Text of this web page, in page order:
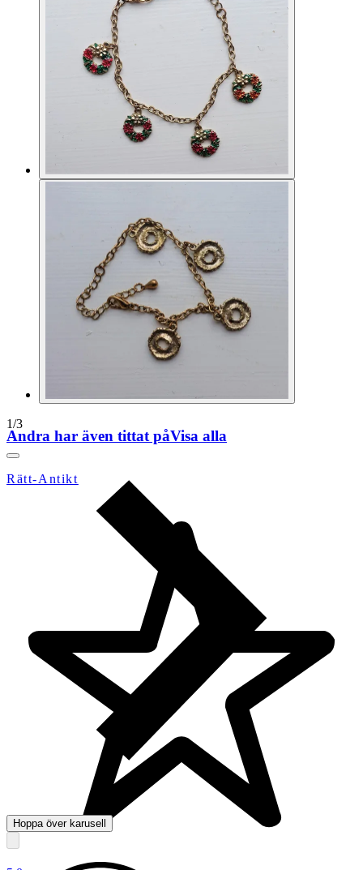
1/3
Rätt-Antikt
Andra har även tittat påVisa alla
Hoppa över karusell